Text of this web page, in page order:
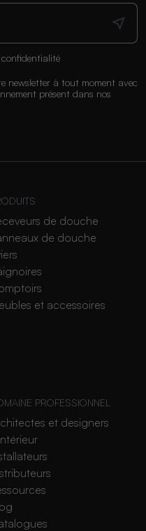
newsletter à tout moment avec
présent dans nos
de douche
de douche
et accessoires
PROFESSIONNEL
et designers